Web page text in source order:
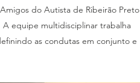
do Autista de Ribeirão Preto
A equipe multidisciplinar trabalha
as condutas em conjunto e